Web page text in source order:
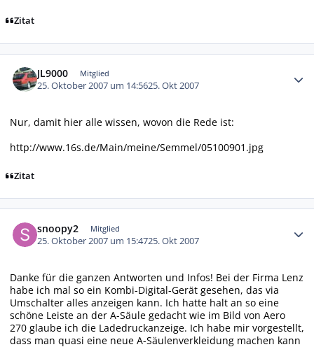
Zitat
JL9000 Mitglied
25. Oktober 2007 um 14:5625. Okt 2007
Nur, damit hier alle wissen, wovon die Rede ist:
http://www.16s.de/Main/meine/Semmel/05100901.jpg
Zitat
snoopy2 Mitglied
25. Oktober 2007 um 15:4725. Okt 2007
Danke für die ganzen Antworten und Infos! Bei der Firma Lenz
habe ich mal so ein Kombi-Digital-Gerät gesehen, das via
Umschalter alles anzeigen kann. Ich hatte halt an so eine
schöne Leiste an der A-Säule gedacht wie im Bild von Aero
270 glaube ich die Ladedruckanzeige. Ich habe mir vorgestellt,
dass man quasi eine neue A-Säulenverkleidung machen kann